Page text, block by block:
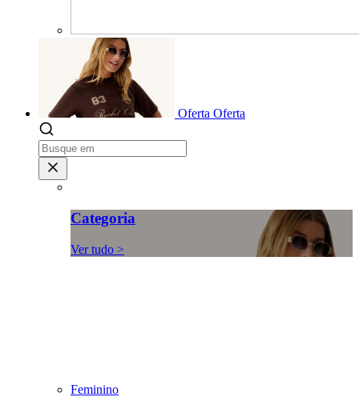
Oferta Oferta
Categoria
Ver tudo >
Feminino